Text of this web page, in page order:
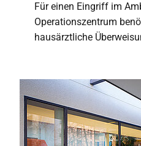
Für einen Eingriff im
Operationszentrum
hausärztliche